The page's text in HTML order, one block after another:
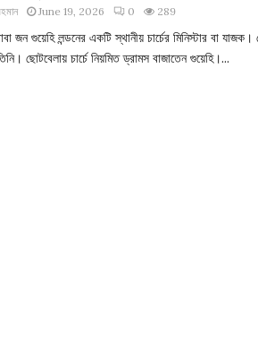
June 19, 2026 0 289
জন গুয়েহি লন্ডনের একটি স্থানীয় চার্চের মিনিস্টার বা
ছোটবেলায় চার্চে নিয়মিত ড্রামস বাজাতেন গুয়েহি।...